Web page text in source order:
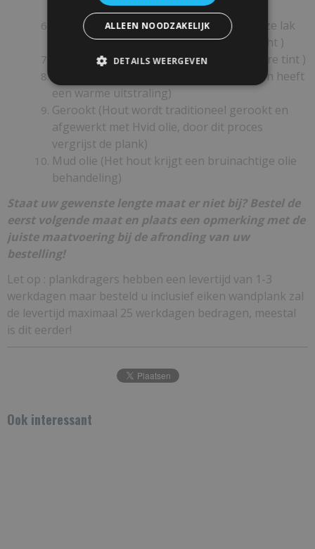
zichtbaar)
Traelyx ultramatte lak ( dit is een kleurloze lak
en beschermd het hout tegen vuil en vocht )
Hvid olie ( Het hout krijgt een iets warmere tint )
Smoke ( Hout krijgt een wit grijze waas en heeft
een warme uitstraling)
Gerookt (Hout wordt traditioneel gerookt en
afgewerkt met Hvid olie, door dit proces
vergrijst de plank)
Mud olie (Het hout krijgt een bruinachtige olie
behandeling)
Staat uw gewenste lengte maat er niet bij? Bestel de
eerst volgende maat en plaats een opmerking met de
juiste maatvoering bij de afronding van uw
bestelling!
Let op : plankdragers hebben een levertijd van 1-3
werkdagen maar besteld u inclusief eiken wandplank zal
de levertijd maximaal 25 werkdagen bedragen, meestal
is dit eerder!
Ook interessant
ALLEEN NOODZAKELIJK
DETAILS WEERGEVEN